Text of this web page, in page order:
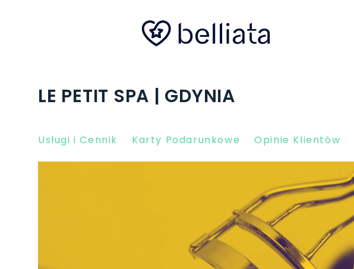
LE PETIT SPA | GDYNIA
Usługi i Cennik Karty Podarunkowe Opinie Klientów